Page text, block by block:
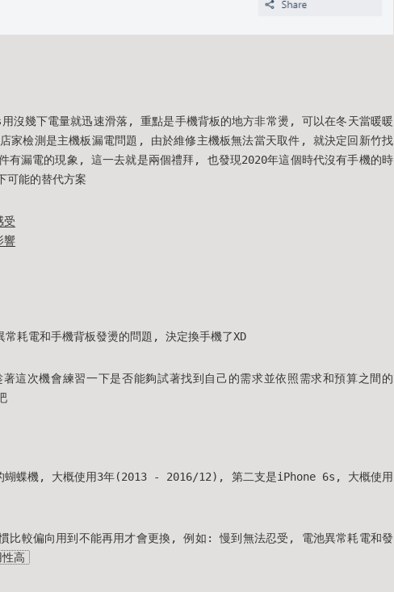
沒幾下電量就迅速滑落, 重點是手機背板的地方非常燙, 可以在冬天當暖暖
家檢測是主機板漏電問題, 由於維修主機板無法當天取件, 就決定回新竹找
有漏電的現象, 這一去就是兩個禮拜, 也發現2020年這個時代沒有手機的時
可能的替代方案
受
響
常耗電和手機背板發燙的問題, 決定換手機了XD
這次機會練習一下是否能夠試著找到自己的需求並依照需求和預算之間的
蝴蝶機, 大概使用3年(2013 - 2016/12), 第二支是iPhone 6s, 大概使用
比較偏向用到不能再用才會更換, 例如: 慢到無法忍受, 電池異常耗電和發
性高